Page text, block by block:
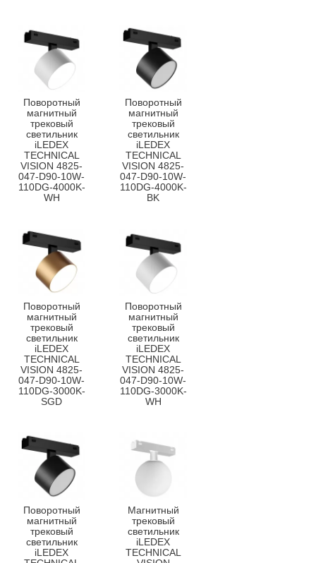
Поворотный
магнитный
трековый
светильник
iLEDEX
TECHNICAL
VISION 4825-
047-D90-10W-
110DG-4000K-
WH
Поворотный
магнитный
трековый
светильник
iLEDEX
TECHNICAL
VISION 4825-
047-D90-10W-
110DG-4000K-
BK
Поворотный
магнитный
трековый
светильник
iLEDEX
TECHNICAL
VISION 4825-
047-D90-10W-
110DG-3000K-
SGD
Поворотный
магнитный
трековый
светильник
iLEDEX
TECHNICAL
VISION 4825-
047-D90-10W-
110DG-3000K-
WH
Поворотный
магнитный
трековый
светильник
iLEDEX
Магнитный
трековый
светильник
iLEDEX
TECHNICAL